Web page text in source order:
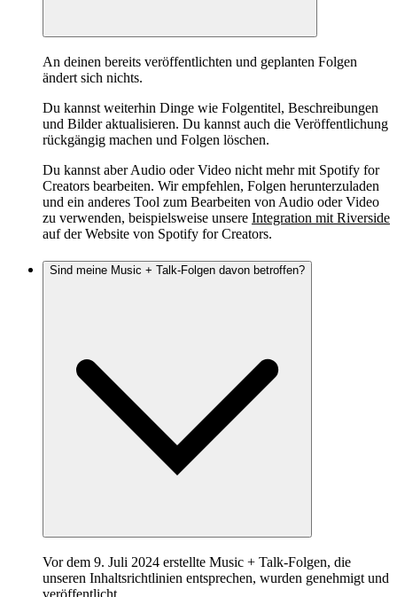
An deinen bereits veröffentlichten und geplanten Folgen
ändert sich nichts.
Du kannst weiterhin Dinge wie Folgentitel, Beschreibungen
und Bilder aktualisieren. Du kannst auch die Veröffentlichung
rückgängig machen und Folgen löschen.
Du kannst aber Audio oder Video nicht mehr mit Spotify for
Creators bearbeiten. Wir empfehlen, Folgen herunterzuladen
und ein anderes Tool zum Bearbeiten von Audio oder Video
zu verwenden, beispielsweise unsere Integration mit Riverside
auf der Website von Spotify for Creators.
Sind meine Music + Talk-Folgen davon betroffen?
Vor dem 9. Juli 2024 erstellte Music + Talk-Folgen, die
unseren Inhaltsrichtlinien entsprechen, wurden genehmigt und
veröffentlicht.